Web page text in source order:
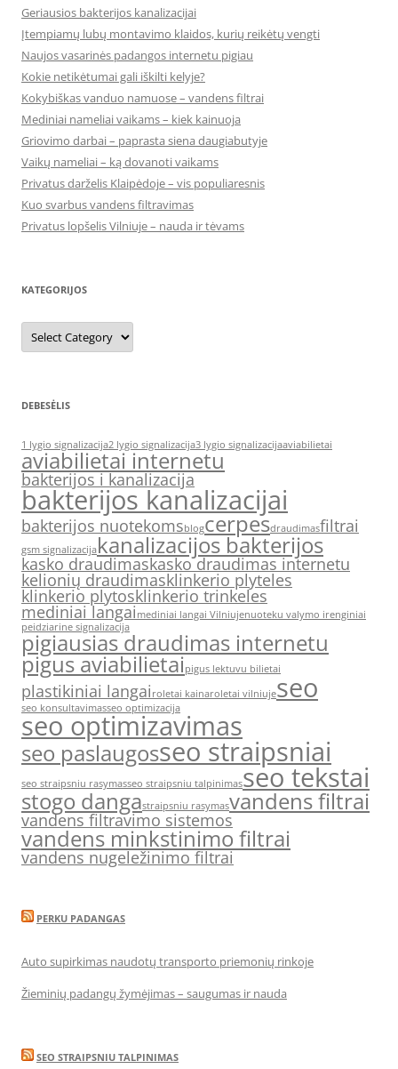
Geriausios bakterijos kanalizacijai
Įtempiamų lubų montavimo klaidos, kurių reikėtų vengti
Naujos vasarinės padangos internetu pigiau
Kokie netikėtumai gali iškilti kelyje?
Kokybiškas vanduo namuose – vandens filtrai
Mediniai nameliai vaikams – kiek kainuoja
Griovimo darbai – paprasta siena daugiabutyje
Vaikų nameliai – ką dovanoti vaikams
Privatus darželis Klaipėdoje – vis populiaresnis
Kuo svarbus vandens filtravimas
Privatus lopšelis Vilniuje – nauda ir tėvams
KATEGORIJOS
Kategorijos
DEBESĖLIS
1 lygio signalizacija2 lygio signalizacija3 lygio signalizacijaaviabilietai
aviabilietai internetu
bakterijos i kanalizacija
bakterijos kanalizacijai
bakterijos nuotekomsblogcerpesdraudimasfiltrai
gsm signalizacijakanalizacijos bakterijos
kasko draudimaskasko draudimas internetu
kelionių draudimasklinkerio plyteles
klinkerio plytosklinkerio trinkeles
mediniai langai mediniai langai Vilniujenuoteku valymo irenginiai
peidziarine signalizacija
pigiausias draudimas internetu
pigus aviabilietaipigus lektuvu bilietai
plastikiniai langai roletai kainaroletai vilniujeseo
seo konsultavimasseo optimizacija
seo optimizavimas
seo paslaugosseo straipsniai
seo straipsniu rasymasseo straipsniu talpinimasseo tekstai
stogo dangastraipsniu rasymasvandens filtrai
vandens filtravimo sistemos
vandens minkstinimo filtrai
vandens nugeležinimo filtrai
PERKU PADANGAS
Auto supirkimas naudotų transporto priemonių rinkoje
Žieminių padangų žymėjimas – saugumas ir nauda
SEO STRAIPSNIU TALPINIMAS